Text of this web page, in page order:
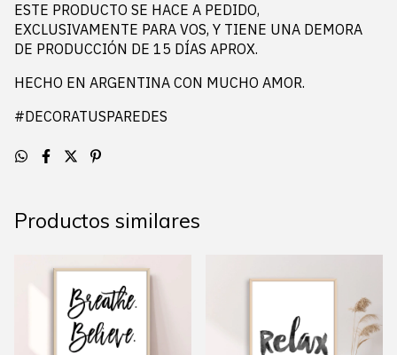
ESTE PRODUCTO SE HACE A PEDIDO,
EXCLUSIVAMENTE PARA VOS, Y TIENE UNA DEMORA
DE PRODUCCIÓN DE 15 DÍAS APROX.
HECHO EN ARGENTINA CON MUCHO AMOR.
#DECORATUSPAREDES
Productos similares